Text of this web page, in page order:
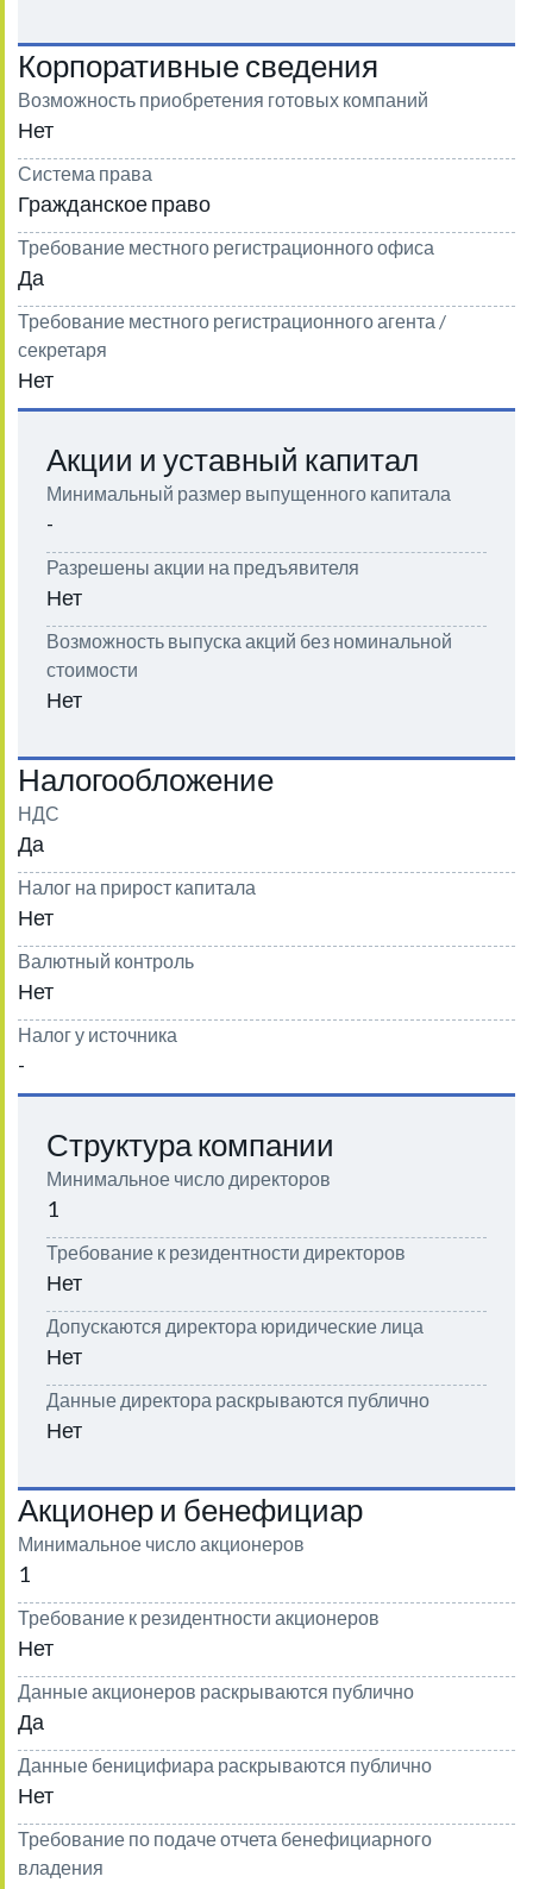
Корпоративные сведения
Возможность приобретения готовых компаний
Нет
Система права
Гражданское право
Требование местного регистрационного офиса
Да
Требование местного регистрационного агента /
секретаря
Нет
Акции и уставный капитал
Минимальный размер выпущенного капитала
-
Разрешены акции на предъявителя
Нет
Возможность выпуска акций без номинальной
стоимости
Нет
Налогообложение
НДС
Да
Налог на прирост капитала
Нет
Валютный контроль
Нет
Налог у источника
-
Структура компании
Минимальное число директоров
1
Требование к резидентности директоров
Нет
Допускаются директора юридические лица
Нет
Данные директора раскрываются публично
Нет
Акционер и бенефициар
Минимальное число акционеров
1
Требование к резидентности акционеров
Нет
Данные акционеров раскрываются публично
Да
Данные беницифиара раскрываются публично
Нет
Требование по подаче отчета бенефициарного
владения